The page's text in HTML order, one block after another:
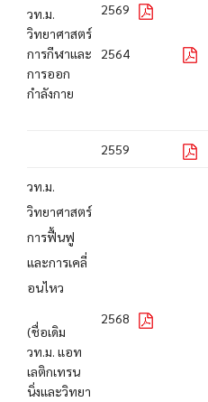
วท.ม.
วิทยาศาสตร์
การกีฬาและ
การออก
กำลังกาย
2569
2564
2559
วท.ม.
วิทยาศาสตร์
การฟื้นฟู
และการเคลี่
อนไหว
(ชื่อเดิม
วท.ม. แอท
เลติกเทรน
นิ่งและวิทยา
2568